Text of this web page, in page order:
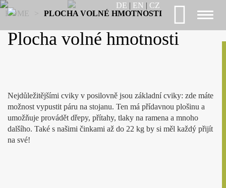
DE | EN | CZ
HOME > PLOCHA VOLNÉ HMOTNOSTI
Plocha volné hmotnosti
Nejdůležitějšími cviky v posilovně jsou základní cviky: zde máte
možnost vypustit páru na stojanu. Ten má přídavnou plošinu a
umožňuje provádět dřepy, přítahy, tlaky na ramena a mnoho
dalšího. Také s našimi činkami až do 22 kg by si měl každý přijít
na své!